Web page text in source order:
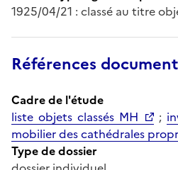
1925/04/21 : classé au titre
Références
Cadre de l'étude
liste objets classés MH
;
mobilier des cathédrales
Type de dossier